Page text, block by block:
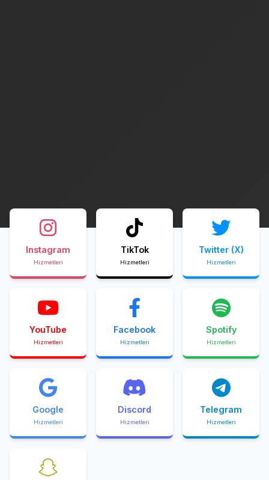
Instagram
Hizmetleri
TikTok
Hizmetleri
Twitter (X)
Hizmetleri
YouTube
Hizmetleri
Facebook
Hizmetleri
Spotify
Hizmetleri
Google
Hizmetleri
Discord
Hizmetleri
Telegram
Hizmetleri